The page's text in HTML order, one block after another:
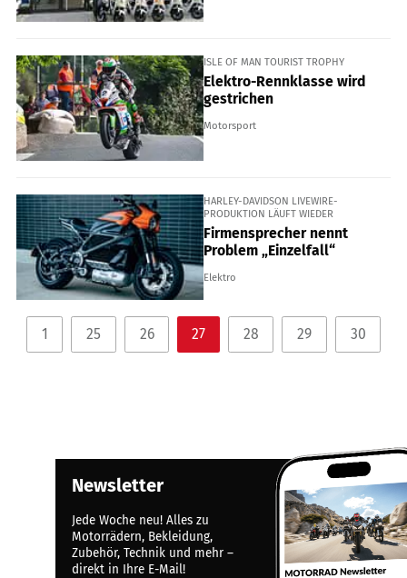
ISLE OF MAN TOURIST TROPHY
Elektro-Rennklasse wird
gestrichen
Motorsport
HARLEY-DAVIDSON LIVEWIRE-
PRODUKTION LÄUFT WIEDER
Firmensprecher nennt
Problem „Einzelfall“
Elektro
1 25 26 27 28 29 30
Newsletter
Jede Woche neu! Alles zu
Motorrädern, Bekleidung,
Zubehör, Technik und mehr –
direkt in Ihre E-Mail!